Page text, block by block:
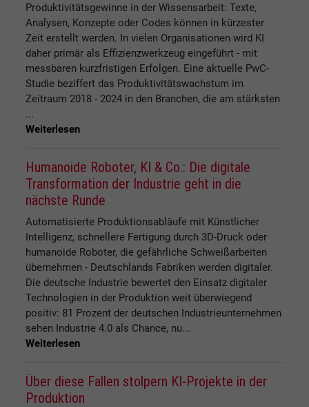
Produktivitätsgewinne in der Wissensarbeit: Texte,
Analysen, Konzepte oder Codes können in kürzester
Zeit erstellt werden. In vielen Organisationen wird KI
daher primär als Effizienzwerkzeug eingeführt - mit
messbaren kurzfristigen Erfolgen. Eine aktuelle PwC-
Studie beziffert das Produktivitätswachstum im
Zeitraum 2018 - 2024 in den Branchen, die am stärksten
...
Weiterlesen
Humanoide Roboter, KI & Co.: Die digitale
Transformation der Industrie geht in die
nächste Runde
Automatisierte Produktionsabläufe mit Künstlicher
Intelligenz, schnellere Fertigung durch 3D-Druck oder
humanoide Roboter, die gefährliche Schweißarbeiten
übernehmen - Deutschlands Fabriken werden digitaler.
Die deutsche Industrie bewertet den Einsatz digitaler
Technologien in der Produktion weit überwiegend
positiv: 81 Prozent der deutschen Industrieunternehmen
sehen Industrie 4.0 als Chance, nu...
Weiterlesen
Über diese Fallen stolpern KI-Projekte in der
Produktion